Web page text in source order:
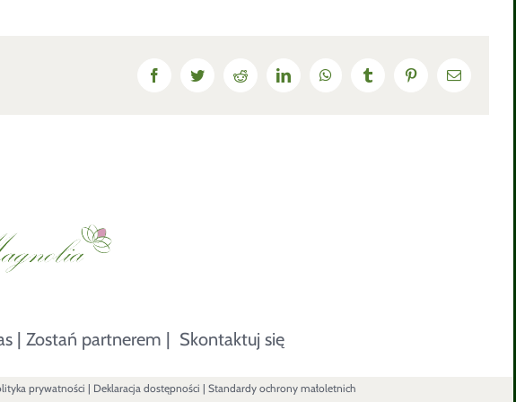
FacebookTwitterReddit LinkedIn WhatsAppTumblr PinterestEmail
| Zostań partnerem | Skontaktuj się
prywatności | Deklaracja dostępności | Standardy ochrony małoletnich